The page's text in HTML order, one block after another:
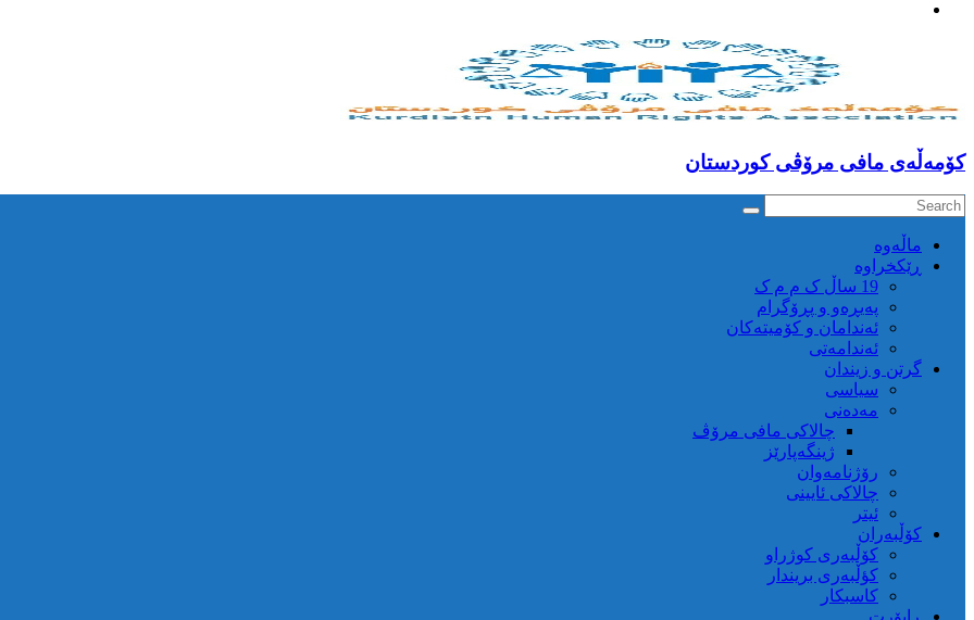
كۆمه‌ڵه‌ی مافی مرۆڤی کوردستان
ماڵه‌وه‌
ڕێکخراوە
19 ساڵ ک م م ک
پەیڕەو و پڕۆگرام
ئەندامان و کۆمیتەکان
ئەندامەتی
گرتن و زیندان
سیاسی
مەدەنی
چالاکی مافی مرۆڤ
ژینگەپارێز
رۆژنامەوان
چالاکی ئایینی
ئیتر
کۆڵبەران
کۆڵبەری کوژراو
کؤڵبەری بریندار
کاسبکار